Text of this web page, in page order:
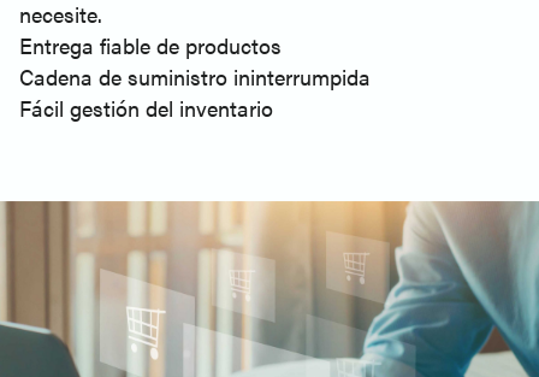
necesite.
Entrega fiable de productos
Cadena de suministro ininterrumpida
Fácil gestión del inventario